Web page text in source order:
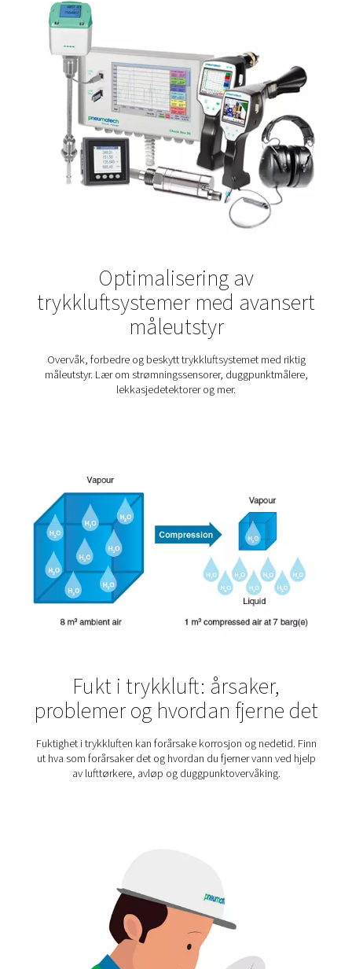
Hva du får ut av å måle
Når måleutstyret er på plass, gjør det mer enn bare å
data – det muliggjør smartere og mer effektiv
systemadministrasjon. Enten du sporer ytelse over tid
bruker sanntidsovervåking til å finjustere driften, blir
Oppdag problemer tidlig:Oppdag trykkfall,
eller uregelmessigheter i strømningen før de påvirker
produksjonen.
Reduser energikostnadene:
reduser unødvendig luft- eller gassforbruk.
Oppretthold samsvar:Overvåk luftkvaliteten for
oppfylle bransjestandarder, spesielt i regulerte
Der måling har
Måleutstyr spiller en verdifull rolle i et bredt spekter av
og gassmiljøer. I produksjons- og industrimiljøer
næringsmidler eller elektronikk sikrer
luftkvalitetsmåling prosessintegritet og samsvar med
standarder. Disse verktøyene er like nyttige
energirevisjoner, feilsøking eller
de dataene som trengs for å iverksette tiltak med tillit.
er en del av et permanent oppsett eller brukes til
Vil du vite mer om ulike typer måleutstyr? Sjekk ut
kunnskapsbibliotek.